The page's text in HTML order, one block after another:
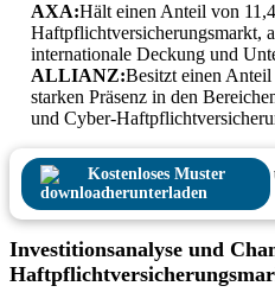
AXA:Hält einen Anteil von
Haftpflichtversicherungsmarkt,
internationale Deckung und
ALLIANZ:Besitzt einen
starken Präsenz in den
und Cyber-
Kostenloses Muster
herunterladen
Investitionsanalyse und